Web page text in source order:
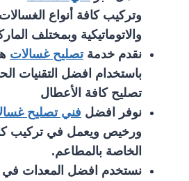
وتركيب كافة أنواع الغسالات
والاتوماتيكية وبمختلف
نقدم خدمةتصليح غسالات
باستخدام افضل التقنيات
تصليح كافة الأعطال
نوفر افضل فني تصليح
ورخيص ويعمل في تركيب
الخاصة بالمطاعم.
نستخدم افضل المعدات في